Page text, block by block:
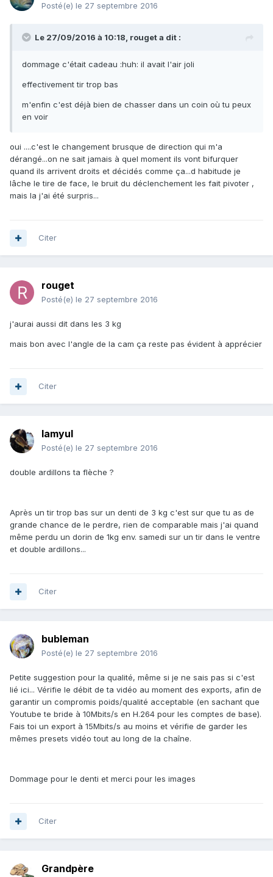
Posté(e) le 27 septembre 2016
Le 27/09/2016 à 10:18, rouget a dit :
dommage c'était cadeau :huh: il avait l'air joli
effectivement tir trop bas
m'enfin c'est déjà bien de chasser dans un coin où tu peux
en voir
oui ....c'est le changement brusque de direction qui m'a
dérangé...on ne sait jamais à quel moment ils vont bifurquer
quand ils arrivent droits et décidés comme ça...d habitude je
lâche le tire de face, le bruit du déclenchement les fait pivoter ,
mais la j'ai été surpris...
Citer
rouget
Posté(e) le 27 septembre 2016
j'aurai aussi dit dans les 3 kg
mais bon avec l'angle de la cam ça reste pas évident à apprécier
Citer
lamyul
Posté(e) le 27 septembre 2016
double ardillons ta flèche ?
Après un tir trop bas sur un denti de 3 kg c'est sur que tu as de
grande chance de le perdre, rien de comparable mais j'ai quand
même perdu un dorin de 1kg env. samedi sur un tir dans le ventre
et double ardillons...
Citer
bubleman
Posté(e) le 27 septembre 2016
Petite suggestion pour la qualité, même si je ne sais pas si c'est
lié ici... Vérifie le débit de ta vidéo au moment des exports, afin de
garantir un compromis poids/qualité acceptable (en sachant que
Youtube te bride à 10Mbits/s en H.264 pour les comptes de base).
Fais toi un export à 15Mbits/s au moins et vérifie de garder les
mêmes presets vidéo tout au long de la chaîne.
Dommage pour le denti et merci pour les images
Citer
Grandpère